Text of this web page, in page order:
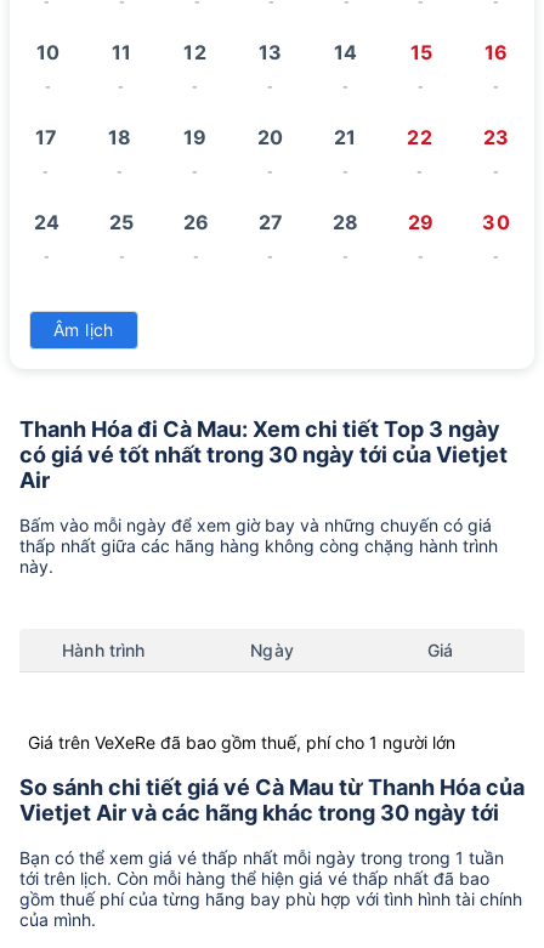
10
-
11
-
12
-
13
-
14
-
15
-
16
-
17
-
18
-
19
-
20
-
21
-
22
-
23
-
24
-
25
-
26
-
27
-
28
-
29
-
30
-
31
Âm lịch
Thanh Hóa đi Cà Mau: Xem chi tiết Top 3 ngày
có giá vé tốt nhất trong 30 ngày tới của Vietjet
Air
Bấm vào mỗi ngày để xem giờ bay và những chuyến có giá
thấp nhất giữa các hãng hàng không còng chặng hành trình
này.
Hành trình Ngày Giá
Giá trên VeXeRe đã bao gồm thuế, phí cho 1 người lớn
So sánh chi tiết giá vé Cà Mau từ Thanh Hóa của
Vietjet Air và các hãng khác trong 30 ngày tới
Bạn có thể xem giá vé thấp nhất mỗi ngày trong trong 1 tuần
tới trên lịch. Còn mỗi hàng thể hiện giá vé thấp nhất đã bao
gồm thuế phí của từng hãng bay phù hợp với tình hình tài chính
của mình.